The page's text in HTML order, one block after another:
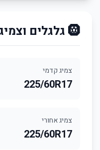
🛞 גלגלים וצמיגים
צמיג קדמי
225/60R17
צמיג אחורי
225/60R17